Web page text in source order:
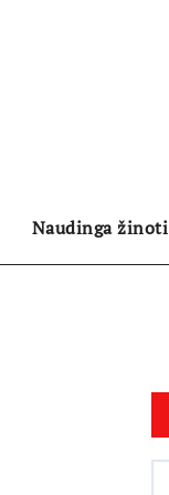
Naudinga žinoti